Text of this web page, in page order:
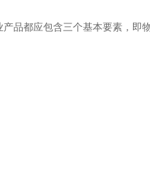
都应包含三个基本要素，即